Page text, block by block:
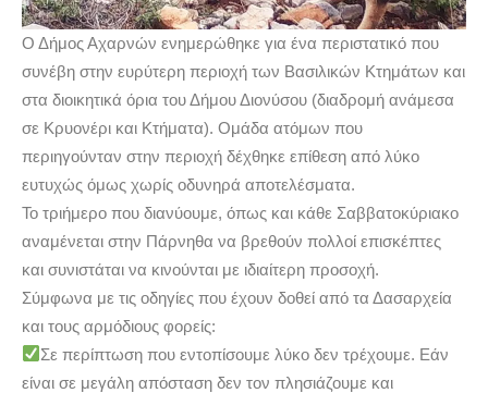
Ο Δήμος Αχαρνών ενημερώθηκε για ένα περιστατικό που
συνέβη στην ευρύτερη περιοχή των Βασιλικών Κτημάτων και
στα διοικητικά όρια του Δήμου Διονύσου (διαδρομή ανάμεσα
σε Κρυονέρι και Κτήματα). Ομάδα ατόμων που
περιηγούνταν στην περιοχή δέχθηκε επίθεση από λύκο
ευτυχώς όμως χωρίς οδυνηρά αποτελέσματα.
Το τριήμερο που διανύουμε, όπως και κάθε Σαββατοκύριακο
αναμένεται στην Πάρνηθα να βρεθούν πολλοί επισκέπτες
και συνιστάται να κινούνται με ιδιαίτερη προσοχή.
Σύμφωνα με τις οδηγίες που έχουν δοθεί από τα Δασαρχεία
και τους αρμόδιους φορείς:
Σε περίπτωση που εντοπίσουμε λύκο δεν τρέχουμε. Εάν
είναι σε μεγάλη απόσταση δεν τον πλησιάζουμε και